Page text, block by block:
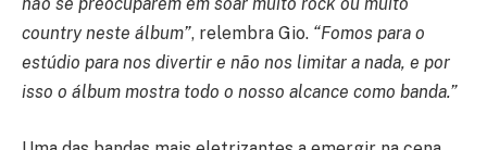
country neste álbum”, relembra Gio. “Fomos para o
estúdio para nos divertir e não nos limitar a nada, e por
isso o álbum mostra todo o nosso alcance como banda.”